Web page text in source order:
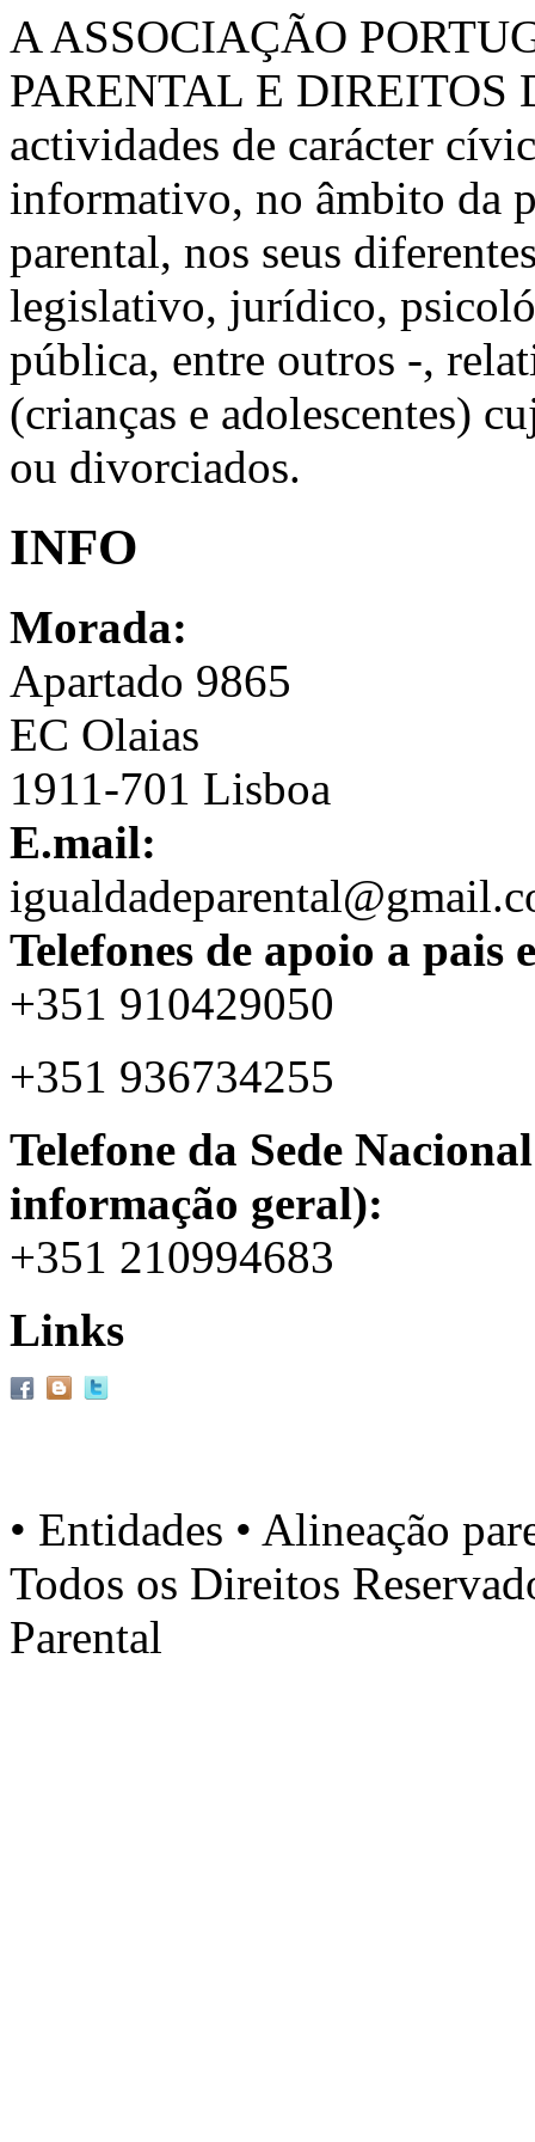
A ASSOCIAÇÃO
PARENTAL E DIREITOS
actividades de carácter
informativo, no âmbito da
parental, nos seus
legislativo, jurídico,
pública, entre outros -,
(crianças e adolescentes)
ou divorciados.
INFO
Morada:
Apartado 9865
EC Olaias
1911-701 Lisboa
E.mail:
Telefones de apoio a pais
+351 910429050
+351 936734255
Telefone da Sede
informação geral):
+351 210994683
Links
• Entidades • Alineação
Todos os Direitos
Parental